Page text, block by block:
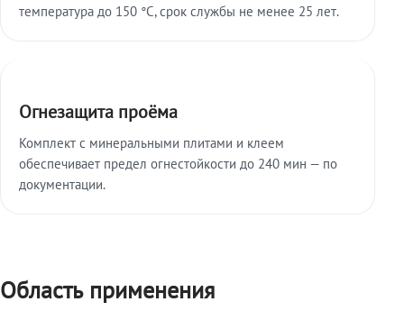
температура до 150 °C, срок службы не менее 25 лет.
Огнезащита проёма
Комплект с минеральными плитами и клеем
обеспечивает предел огнестойкости до 240 мин — по
документации.
Область применения